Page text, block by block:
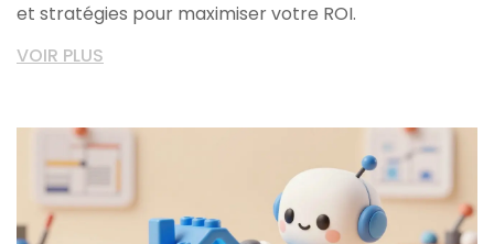
et stratégies pour maximiser votre ROI.
VOIR PLUS